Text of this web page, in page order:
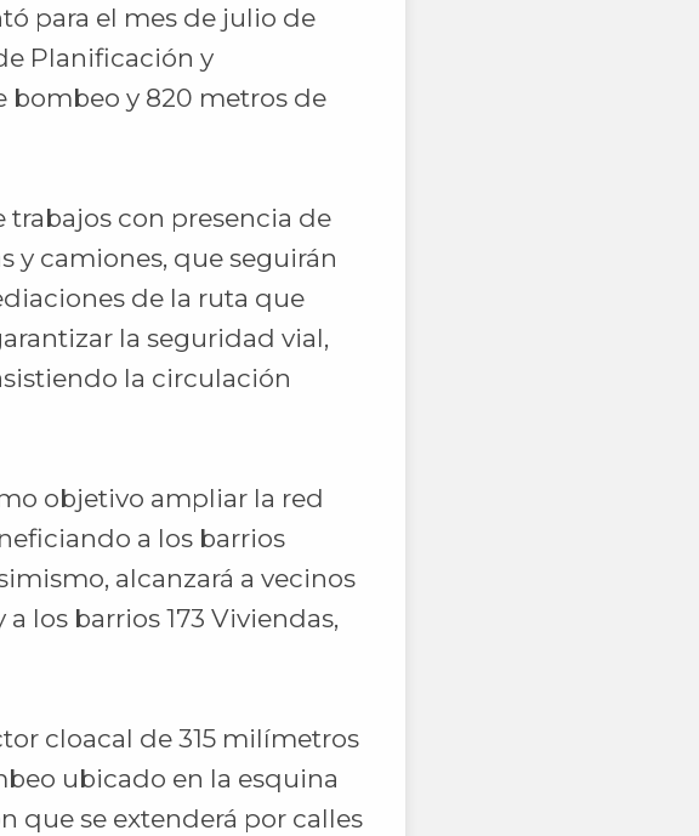
para el mes de julio de
Planificación y
bombeo y 820 metros de
con presencia de
y camiones, que seguirán
de la ruta que
la seguridad vial,
la circulación
objetivo ampliar la red
a los barrios
alcanzará a vecinos
los barrios 173 Viviendas,
cloacal de 315 milímetros
ubicado en la esquina
que se extenderá por calles